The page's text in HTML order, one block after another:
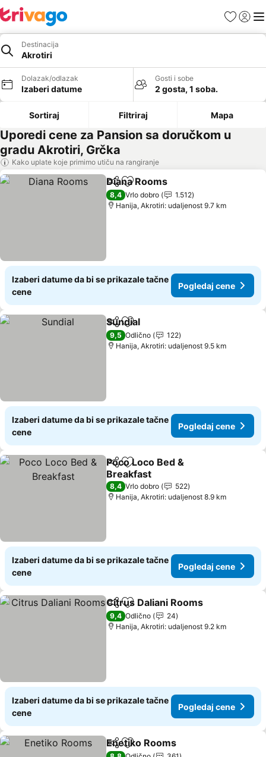
FavoritiPrijavi
Destinacija
Akrotiri
Dolazak/odlazak
Izaberi datume
Gosti i sobe
2 gosta, 1 soba.
Sortiraj Filtriraj Mapa
Uporedi cene za Pansion sa doručkom u
gradu Akrotiri, Grčka
Kako uplate koje primimo utiču na rangiranje
Deli Dodati u favorite
Diana Rooms
8,4 Vrlo dobro
1.512
Hanija, Akrotiri: udaljenost 9.7 km
Izaberi datume da bi se prikazale tačne
cene
Pogledaj cene
Deli Dodati u favorite
Sundial
9,5 Odlično
122
Hanija, Akrotiri: udaljenost 9.5 km
Izaberi datume da bi se prikazale tačne
cene
Pogledaj cene
Deli Dodati u favorite
Poco Loco Bed &
Breakfast
Pogledaj cene
8,4 Vrlo dobro
522
Hanija, Akrotiri: udaljenost 8.9 km
Izaberi datume da bi se prikazale tačne
cene
Pogledaj cene
Deli Dodati u favorite
Citrus Daliani Rooms
9,4 Odlično
24
Hanija, Akrotiri: udaljenost 9.2 km
Izaberi datume da bi se prikazale tačne
cene
Pogledaj cene
Deli Dodati u favorite
Enetiko Rooms